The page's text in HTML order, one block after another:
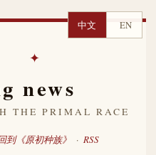
中文 EN
✦
news
THE PRIMAL RACE
到《原初种族》 · RSS